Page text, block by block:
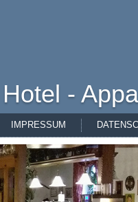
-
IMPRESSUM